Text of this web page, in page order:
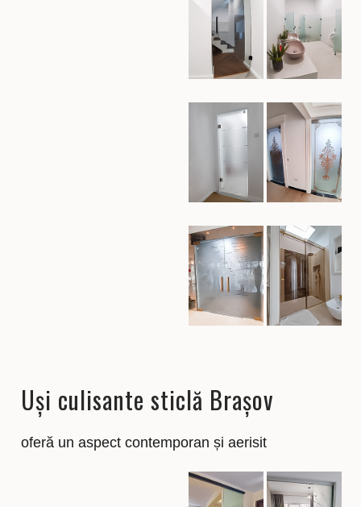
Uși culisante sticlă Brașov
oferă un aspect contemporan și aerisit